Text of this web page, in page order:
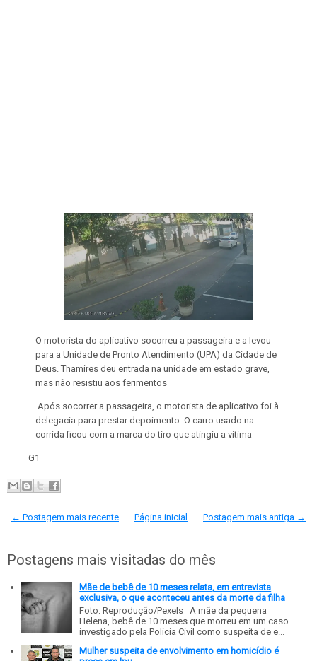
O motorista do aplicativo socorreu a passageira e a levou
para a Unidade de Pronto Atendimento (UPA) da Cidade de
Deus. Thamires deu entrada na unidade em estado grave,
mas não resistiu aos ferimentos
Após socorrer a passageira, o motorista de aplicativo foi à
delegacia para prestar depoimento. O carro usado na
corrida ficou com a marca do tiro que atingiu a vítima
G1
← Postagem mais recente Postagem mais antiga →
Página inicial
Postagens mais visitadas do mês
Mãe de bebê de 10 meses relata, em entrevista
exclusiva, o que aconteceu antes da morte da filha
Foto: Reprodução/Pexels A mãe da pequena
Helena, bebê de 10 meses que morreu em um caso
investigado pela Polícia Civil como suspeita de e...
Mulher suspeita de envolvimento em homicídio é